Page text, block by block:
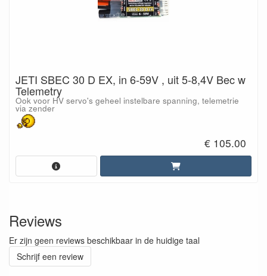
JETI SBEC 30 D EX, in 6-59V , uit 5-8,4V Bec w
Telemetry
Ook voor HV servo's geheel instelbare spanning, telemetrie
via zender
€ 105.00
Reviews
Er zijn geen reviews beschikbaar in de huidige taal
Schrijf een review